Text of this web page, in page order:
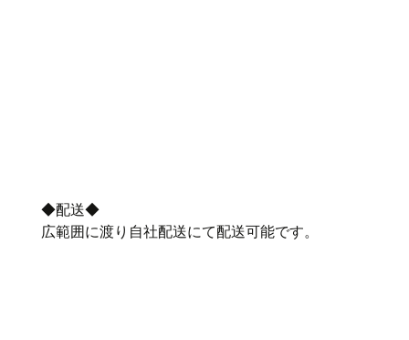
◆配送◆
広範囲に渡り自社配送にて配送可能です。